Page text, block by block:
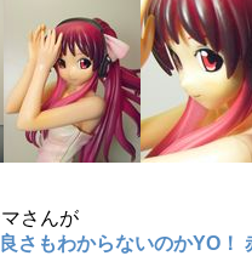
さんが
さもわからないのかYO！